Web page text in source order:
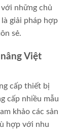
những chủ
giải pháp hợp
sẻ.
Việt
cấp thiết bị
cấp nhiều mẫu
khảo các sản
hợp với nhu